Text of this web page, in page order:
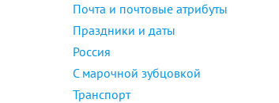
Почта и почтовые атрибуты
Праздники и даты
Россия
С марочной зубцовкой
Транспорт